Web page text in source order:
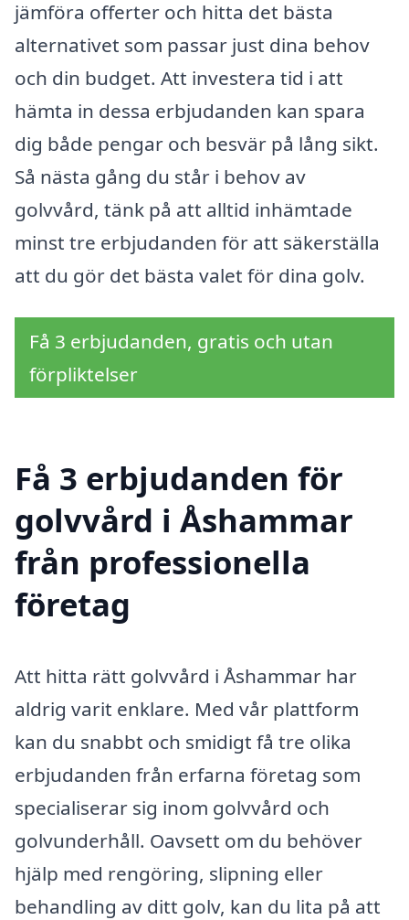
jämföra offerter och hitta det bästa
alternativet som passar just dina behov
och din budget. Att investera tid i att
hämta in dessa erbjudanden kan spara
dig både pengar och besvär på lång sikt.
Så nästa gång du står i behov av
golvvård, tänk på att alltid inhämtade
minst tre erbjudanden för att säkerställa
att du gör det bästa valet för dina golv.
Få 3 erbjudanden, gratis och utan
förpliktelser
Få 3 erbjudanden för
golvvård i Åshammar
från professionella
företag
Att hitta rätt golvvård i Åshammar har
aldrig varit enklare. Med vår plattform
kan du snabbt och smidigt få tre olika
erbjudanden från erfarna företag som
specialiserar sig inom golvvård och
golvunderhåll. Oavsett om du behöver
hjälp med rengöring, slipning eller
behandling av ditt golv, kan du lita på att